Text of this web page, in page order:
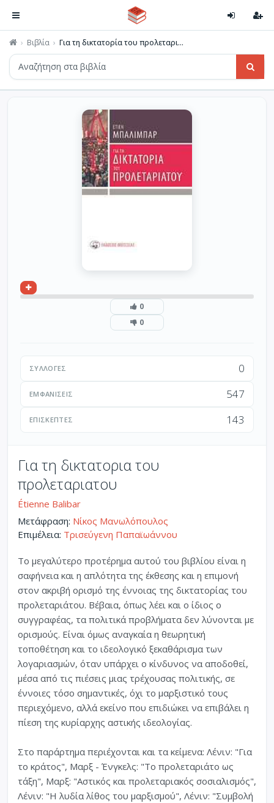
Βιβλία Για τη δικτατορία του προλεταρι...
0
0
ΣΥΛΛΟΓΈΣ 0
ΕΜΦΑΝΊΣΕΙΣ 547
ΕΠΙΣΚΈΠΤΕΣ 143
Για τη δικτατορια του
προλεταριατου
Étienne Balibar
Μετάφραση: Νίκος Μανωλόπουλος
Επιμέλεια: Τρισεύγενη Παπαϊωάννου
Το μεγαλύτερο προτέρημα αυτού του βιβλίου είναι η
σαφήνεια και η απλότητα της έκθεσης και η επιμονή
στον ακριβή ορισμό της έννοιας της δικτατορίας του
προλεταριάτου. Βέβαια, όπως λέει και ο ίδιος ο
συγγραφέας, τα πολιτικά προβλήματα δεν λύνονται με
ορισμούς. Είναι όμως αναγκαία η θεωρητική
τοποθέτηση και το ιδεολογικό ξεκαθάρισμα των
λογαριασμών, όταν υπάρχει ο κίνδυνος να αποδοθεί,
μέσα από τις πιέσεις μιας τρέχουσας πολιτικής, σε
έννοιες τόσο σημαντικές, όχι το μαρξιστικό τους
περιεχόμενο, αλλά εκείνο που επιδιώκει να επιβάλει η
πίεση της κυρίαρχης αστικής ιδεολογίας.
Στο παράρτημα περιέχονται και τα κείμενα: Λένιν: "Για
το κράτος", Μαρξ - Ένγκελς: "Το προλεταριάτο ως
τάξη", Μαρξ: "Αστικός και προλεταριακός σοσιαλισμός",
Λένιν: "Η λυδία λίθος του μαρξισμού", Λένιν: "Συμβολή